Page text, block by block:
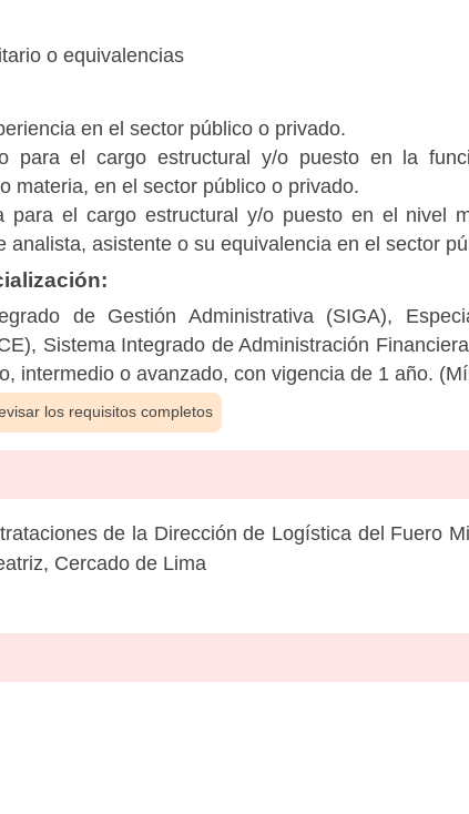
o equivalencias
en el sector público o privado.
para el cargo estructural y/o puesto en la
materia, en el sector público o privado.
para el cargo estructural y/o puesto en el nivel
analista, asistente o su equivalencia en el sector
de Gestión Administrativa (SIGA),
Sistema Integrado de Administración
intermedio o avanzado, con vigencia de 1 año.
los requisitos completos
de la Dirección de Logística del Fuero
Cercado de Lima